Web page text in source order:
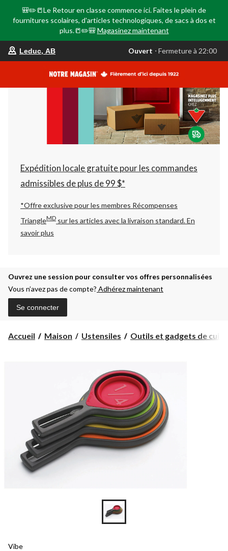
🎒✏️📒Le Retour en classe commence ici. Faites le plein de
fournitures scolaires, d'articles technologiques, de sacs à dos et
plus.📒✏️🎒 Magasinez maintenant
votre
est
AB,
Ouvert,
Fermeture
à
22:00
changer
Leduc, AB Ouvert ⋅ Fermeture à 22:00
Expédition locale gratuite pour les commandes
admissibles de plus de 99 $*
*Offre exclusive pour les membres Récompenses
TriangleMD sur les articles avec la livraison standard.En
savoir plus
Ouvrez une session pour consulter vos offres personnalisées
Vous n’avez pas de compte? Adhérez maintenant
Se connecter
Accueil Maison Ustensiles Outils et gadgets de
Vibe